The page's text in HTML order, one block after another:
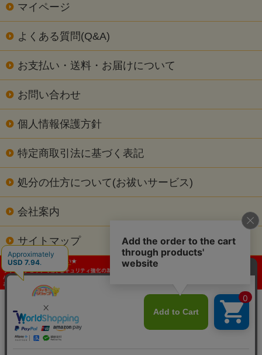
マイページ
よくある質問(Q&A)
お支払い・送料・お届けについて
お問い合わせ
個人情報保護方針
特定商取引法に基づく表記
処分の仕方について(お祓いサービス)
会社案内
サイトマップ
当サイトの内容､テキスト､画像等の無断転載･無断使用を固く禁じます。
Copyright c 2026 ラッキーショップ. All Rights Reserved.